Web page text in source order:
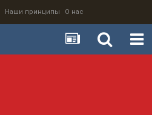
Наши принципы О нас